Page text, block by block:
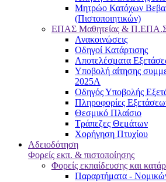
Μητρώο Κατόχων
(Πιστοποιητικών)
ΕΠΑΣ Μαθητείας &
Ανακοινώσεις
Oδηγοί Κατάρτισης
Αποτελέσματα
Υποβολή αίτησης
2025Α
Οδηγός Υποβολής
Πληροφορίες
Θεσμικό Πλαίσιο
Τράπεζες Θεμάτων
Χορήγηση Πτυχίου
Αδειοδότηση
Φορείς εκπ. & πιστοποίησης
Φορείς εκπαίδευσης και
Παραρτήματα -